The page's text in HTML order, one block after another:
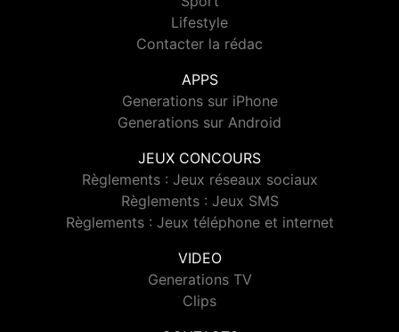
Lifestyle
Contacter la rédac
APPS
Generations sur iPhone
Generations sur Android
JEUX CONCOURS
Règlements : Jeux réseaux sociaux
Règlements : Jeux SMS
Règlements : Jeux téléphone et internet
VIDEO
Generations TV
Clips